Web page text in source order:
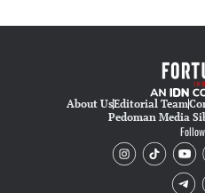
About UsEditorial Team
Pedoman Media